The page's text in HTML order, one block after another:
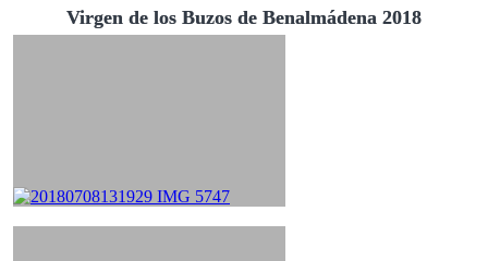
Virgen de los Buzos de Benalmádena 2018